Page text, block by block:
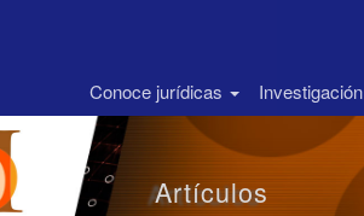
Conoce jurídicas Investigación
Artículos